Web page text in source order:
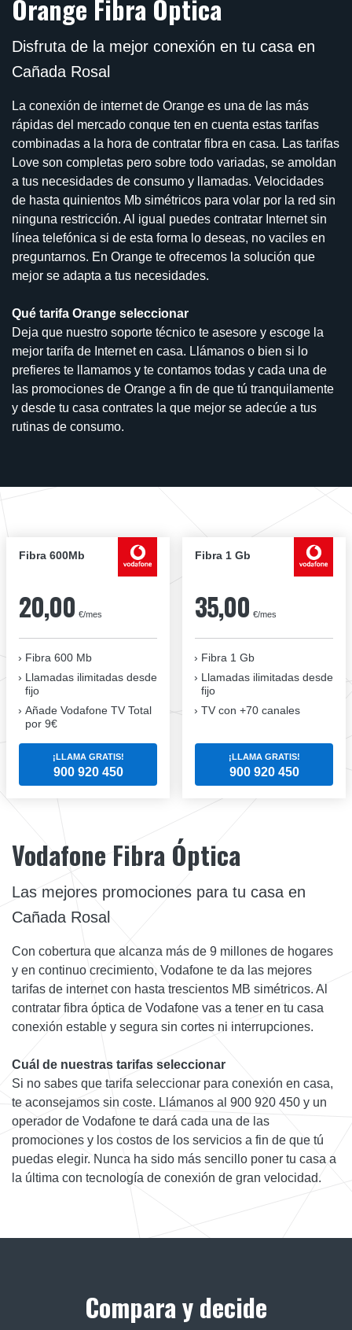
Orange Fibra Óptica
Disfruta de la mejor conexión en tu casa en
Cañada Rosal
La conexión de internet de Orange es una de las más
rápidas del mercado conque ten en cuenta estas tarifas
combinadas a la hora de contratar fibra en casa. Las tarifas
Love son completas pero sobre todo variadas, se amoldan
a tus necesidades de consumo y llamadas. Velocidades
de hasta quinientos Mb simétricos para volar por la red sin
ninguna restricción. Al igual puedes contratar Internet sin
línea telefónica si de esta forma lo deseas, no vaciles en
preguntarnos. En Orange te ofrecemos la solución que
mejor se adapta a tus necesidades.
Qué tarifa Orange seleccionar
Deja que nuestro soporte técnico te asesore y escoge la
mejor tarifa de Internet en casa. Llámanos o bien si lo
prefieres te llamamos y te contamos todas y cada una de
las promociones de Orange a fin de que tú tranquilamente
y desde tu casa contrates la que mejor se adecúe a tus
rutinas de consumo.
Fibra 600Mb
20,00 €/mes
Fibra 600 Mb
Llamadas ilimitadas desde
fijo
Añade Vodafone TV Total
por 9€
¡LLAMA GRATIS!
900 920 450
Fibra 1 Gb
35,00 €/mes
Fibra 1 Gb
Llamadas ilimitadas desde
fijo
TV con +70 canales
¡LLAMA GRATIS!
900 920 450
Vodafone Fibra Óptica
Las mejores promociones para tu casa en
Cañada Rosal
Con cobertura que alcanza más de 9 millones de hogares
y en continuo crecimiento, Vodafone te da las mejores
tarifas de internet con hasta trescientos MB simétricos. Al
contratar fibra óptica de Vodafone vas a tener en tu casa
conexión estable y segura sin cortes ni interrupciones.
Cuál de nuestras tarifas seleccionar
Si no sabes que tarifa seleccionar para conexión en casa,
te aconsejamos sin coste. Llámanos al 900 920 450 y un
operador de Vodafone te dará cada una de las
promociones y los costos de los servicios a fin de que tú
puedas elegir. Nunca ha sido más sencillo poner tu casa a
la última con tecnología de conexión de gran velocidad.
Compara y decide